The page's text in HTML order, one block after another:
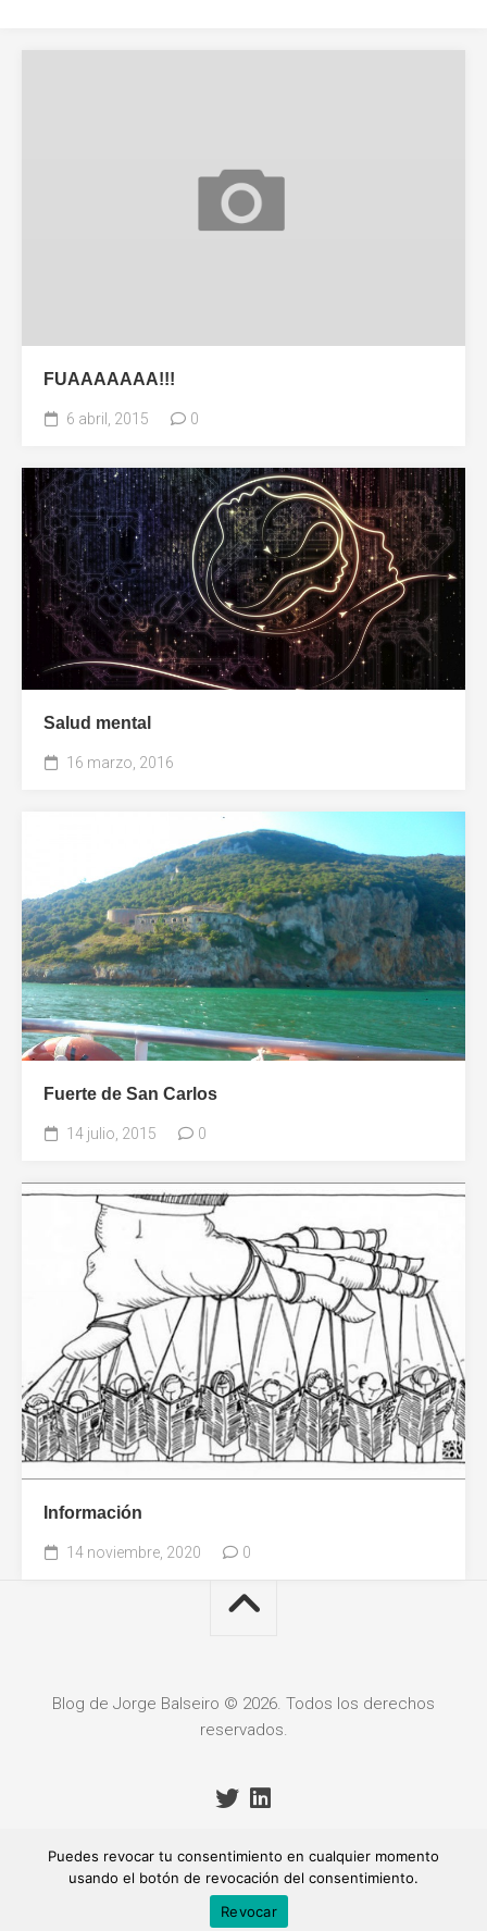
FUAAAAAAA!!!
6 abril, 2015 0
Salud mental
16 marzo, 2016
Fuerte de San Carlos
14 julio, 2015 0
Información
14 noviembre, 2020 0
Blog de Jorge Balseiro © 2026. Todos los derechos
reservados.
Puedes revocar tu consentimiento en cualquier momento
usando el botón de revocación del consentimiento.
Revocar